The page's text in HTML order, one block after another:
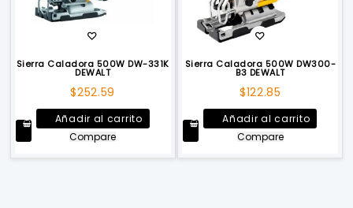
Sierra Caladora 500W DW-331K
DEWALT
$252.59
Añadir al carrito
Compare
Sierra Caladora 500W DW300-
B3 DEWALT
$122.85
Añadir al carrito
Compare